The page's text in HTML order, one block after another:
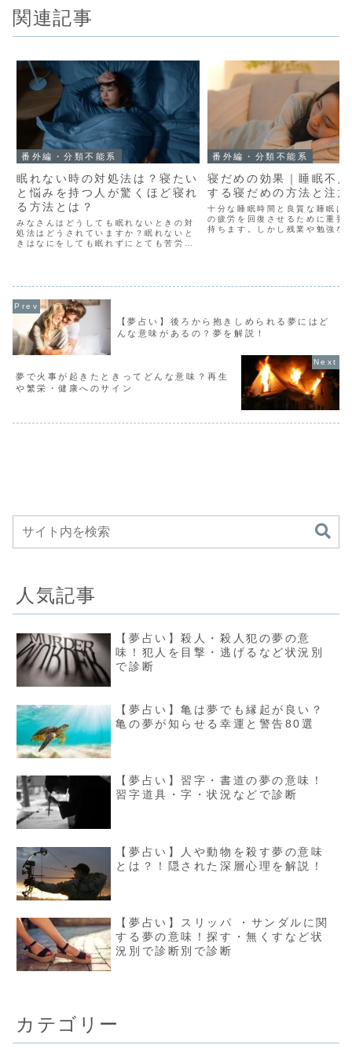
関連記事
番外編・分類不能系
眠れない時の対処法は？寝たい
と悩みを持つ人が驚くほど寝れ
る方法とは？
みなさんはどうしても眠れないときの対
処法はどうされていますか？眠れないと
きはなにをしても眠れずにとても苦労し
消するべく眠れないときの対...
番外編・分類不能系
寝だめの効果｜睡眠不
する寝だめの方法と注
十分な睡眠時間と良質な睡眠は
の疲労を回復させるために重要
持ちます。しかし残業や勉強な
【夢占い】後ろから抱きしめられる夢にはど
んな意味があるの？夢を解説！
夢で火事が起きたときってどんな意味？再生
や繁栄・健康へのサイン
人気記事
【夢占い】殺人・殺人犯の夢の意
味！犯人を目撃・逃げるなど状況別
で診断
【夢占い】亀は夢でも縁起が良い？
亀の夢が知らせる幸運と警告80選
【夢占い】習字・書道の夢の意味！
習字道具・字・状況などで診断
【夢占い】人や動物を殺す夢の意味
とは？！隠された深層心理を解説！
【夢占い】スリッパ ・サンダルに関
する夢の意味！探す・無くすなど状
況別で診断別で診断
カテゴリー